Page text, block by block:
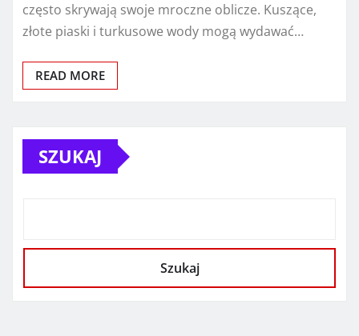
często skrywają swoje mroczne oblicze. Kuszące,
złote piaski i turkusowe wody mogą wydawać…
READ MORE
SZUKAJ
Szukaj